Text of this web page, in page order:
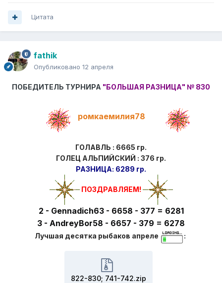
Цитата
fathik
Опубликовано 12 апреля
ПОБЕДИТЕЛЬ ТУРНИРА "БОЛЬШАЯ РАЗНИЦА" № 830
ромкаемилия78
ГОЛАВЛЬ : 6665 гр.
ГОЛЕЦ АЛЬПИЙСКИЙ : 376 гр.
РАЗНИЦА: 6289 гр.
ПОЗДРАВЛЯЕМ!
2 - Gennadich63 - 6658 - 377 = 6281
3 - AndreyBor58 - 6657 - 379 = 6278
Лучшая десятка рыбаков апреле :
822-830; 741-742.zip